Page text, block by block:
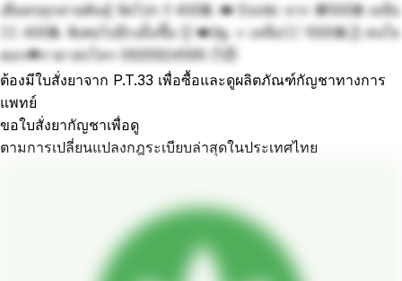
เดือดๆทุกสายพันธุ์ จัดโปร !! 400฿. 👑 Exotic จาก 🚫500฿ เหลือ
👉🏻 400฿. พิเศษไปอีกเมื่อซื้อ [[ 👑3g. > เหลือ👉🏻 1000฿.]] สนใจ
ดอก☘️ราคาส่งโทร 0925924595 (ไอ๊)
ต้องมีใบสั่งยาจาก P.T.33 เพื่อซื้อและดูผลิตภัณฑ์กัญชาทางการ
แพทย์
ขอใบสั่งยากัญชาเพื่อดู
ตามการเปลี่ยนแปลงกฎระเบียบล่าสุดในประเทศไทย